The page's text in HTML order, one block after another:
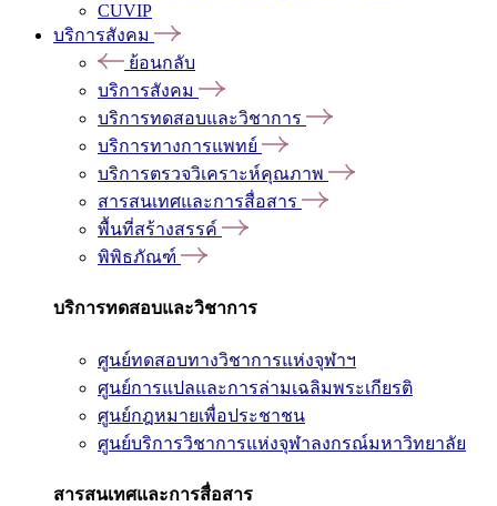
CUVIP
บริการสังคม
ย้อนกลับ
บริการสังคม
บริการทดสอบและวิชาการ
บริการทางการแพทย์
บริการตรวจวิเคราะห์คุณภาพ
สารสนเทศและการสื่อสาร
พื้นที่สร้างสรรค์
พิพิธภัณฑ์
บริการทดสอบและวิชาการ
ศูนย์ทดสอบทางวิชาการแห่งจุฬาฯ
ศูนย์การแปลและการล่ามเฉลิมพระเกียรติ
ศูนย์กฎหมายเพื่อประชาชน
ศูนย์บริการวิชาการแห่งจุฬาลงกรณ์มหาวิทยาลัย
สารสนเทศและการสื่อสาร